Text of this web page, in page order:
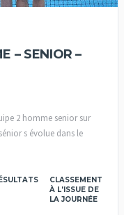
– SENIOR –
2 homme senior sur
s évolue dans le
CLASSEMENT
À L'ISSUE DE
LA JOURNÉE